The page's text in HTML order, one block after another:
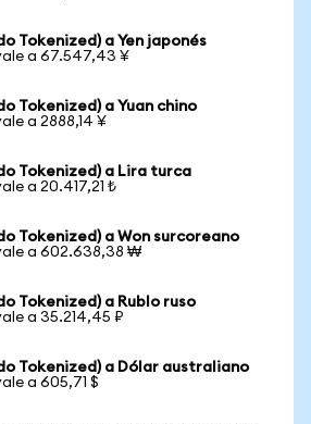
Tokenized) a Yen japonés
a 67.547,43 ¥
Tokenized) a Yuan chino
a 2888,14 ¥
Tokenized) a Lira turca
a 20.417,21 ₺
Tokenized) a Won surcoreano
a 602.638,38 ₩
Tokenized) a Rublo ruso
a 35.214,45 ₽
Tokenized) a Dólar australiano
a 605,71 $